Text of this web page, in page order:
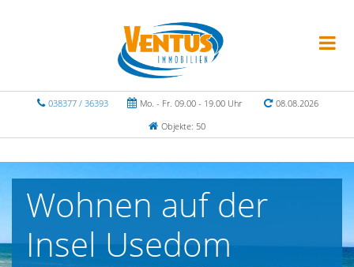
038377 / 36393 Mo. - Fr. 09.00 - 19.00 Uhr
08.08.2026
Objekte: 50
Wohnen auf der
Insel Usedom